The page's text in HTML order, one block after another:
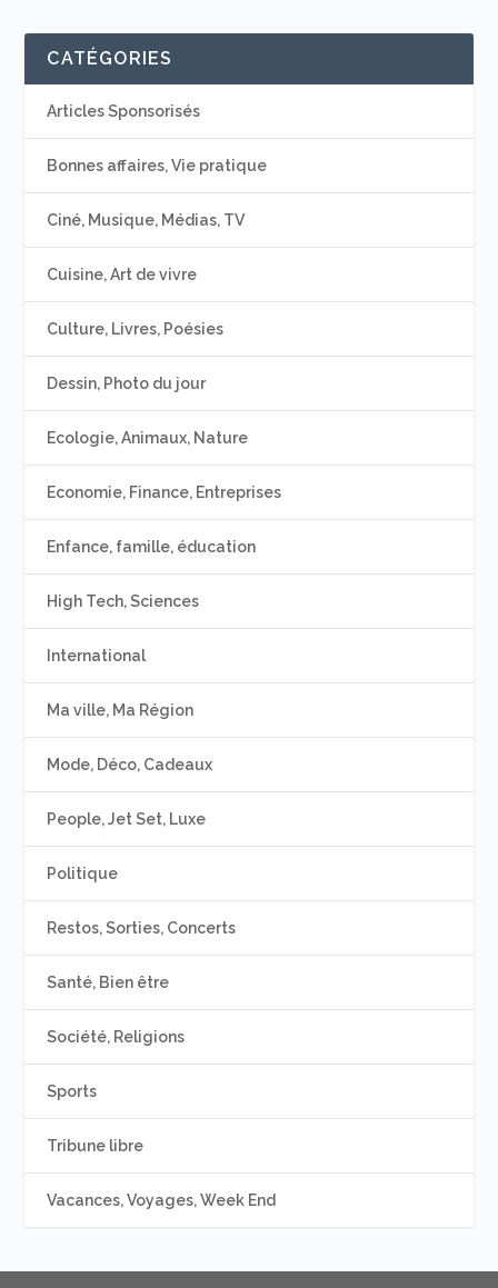
CATÉGORIES
Articles Sponsorisés
Bonnes affaires, Vie pratique
Ciné, Musique, Médias, TV
Cuisine, Art de vivre
Culture, Livres, Poésies
Dessin, Photo du jour
Ecologie, Animaux, Nature
Economie, Finance, Entreprises
Enfance, famille, éducation
High Tech, Sciences
International
Ma ville, Ma Région
Mode, Déco, Cadeaux
People, Jet Set, Luxe
Politique
Restos, Sorties, Concerts
Santé, Bien être
Société, Religions
Sports
Tribune libre
Vacances, Voyages, Week End